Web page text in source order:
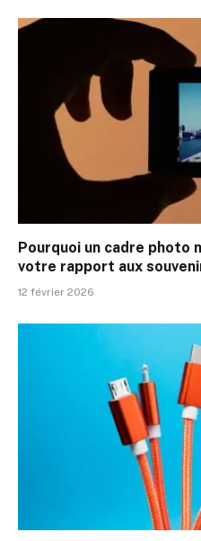
Pourquoi un cadre photo
votre rapport aux
12 février 2026